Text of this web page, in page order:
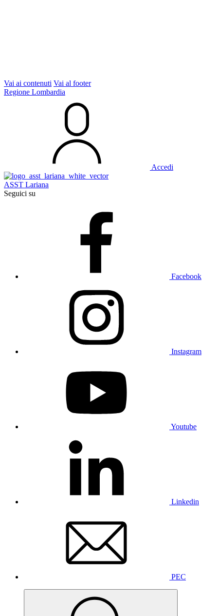
Vai ai contenuti Vai al footer
Regione Lombardia
Accedi
ASST Lariana
Seguici su
Facebook
Instagram
Youtube
Linkedin
PEC